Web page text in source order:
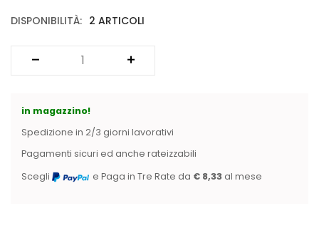
DISPONIBILITÀ: 2 ARTICOLI
in magazzino!
Spedizione in 2/3 giorni lavorativi
Pagamenti sicuri ed anche rateizzabili
Scegli
e Paga in Tre Rate da € 8,33 al mese